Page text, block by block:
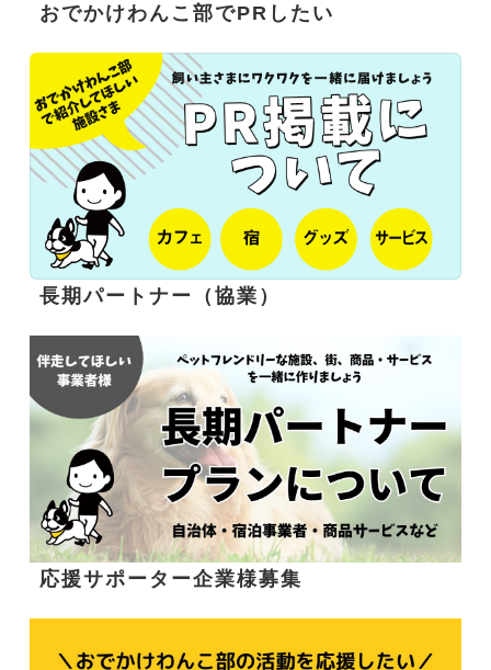
おでかけわんこ部でPRしたい
長期パートナー（協業）
応援サポーター企業様募集